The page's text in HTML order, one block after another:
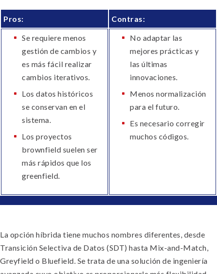
Pros: Contras:
Se requiere menos
gestión de cambios y
es más fácil realizar
cambios iterativos.
Los datos históricos
se conservan en el
sistema.
Los proyectos
brownfield suelen ser
más rápidos que los
greenfield.
No adaptar las
mejores prácticas y
las últimas
innovaciones.
Menos normalización
para el futuro.
Es necesario corregir
muchos códigos.
La opción híbrida tiene muchos nombres diferentes, desde
Transición Selectiva de Datos (SDT) hasta Mix-and-Match,
Greyfield o Bluefield. Se trata de una solución de ingeniería